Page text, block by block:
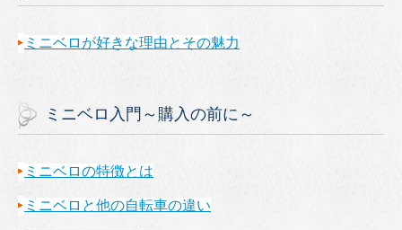
ミニベロが好きな理由とその魅力
ミニベロ入門～購入の前に～
ミニベロの特徴とは
ミニベロと他の自転車の違い